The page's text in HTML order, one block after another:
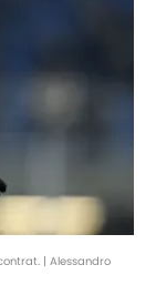
| Alessandro